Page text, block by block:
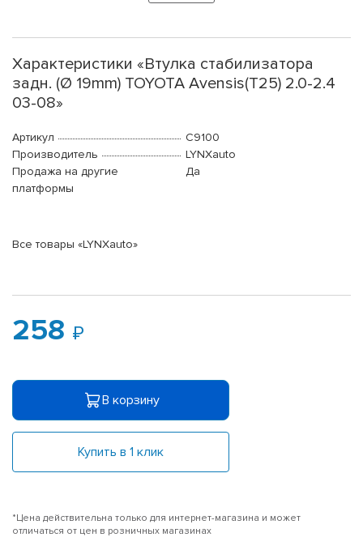
Характеристики «Втулка стабилизатора
задн. (Ø 19mm) TOYOTA Avensis(T25) 2.0-2.4
03-08»
Артикул
C9100
Производитель
LYNXauto
Продажа на другие
платформы
Да
Все товары «LYNXauto»
258
В корзину
Купить в 1 клик
*Цена действительна только для интернет-магазина и может
отличаться от цен в розничных магазинах